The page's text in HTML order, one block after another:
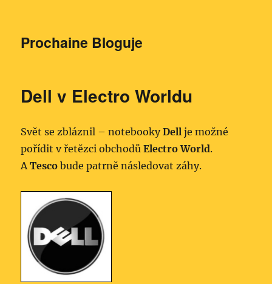
Prochaine Bloguje
Dell v Electro Worldu
Svět se zbláznil – notebookyDell je možné
pořídit v řetězci obchodůElectro World.
ATesco bude patrně následovat záhy.